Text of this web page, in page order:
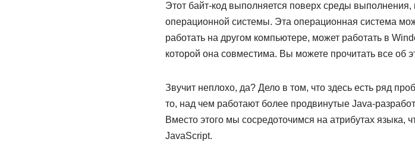
Этот байт-код выполняется поверх среды выполнения,
операционной системы. Эта операционная система
работать на другом компьютере, может работать в
которой она совместима. Вы можете прочитать все об
Звучит неплохо, да? Дело в том, что здесь есть ряд
то, над чем работают более продвинутые Java-
Вместо этого мы сосредоточимся на атрибутах языка,
JavaScript.